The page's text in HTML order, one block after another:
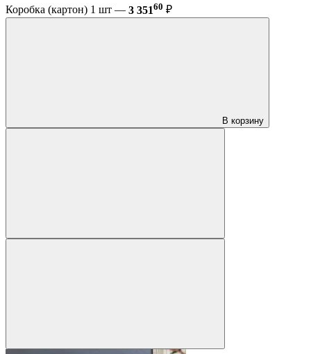
Коробка (картон) 1 шт — 3 35160 ₽
В корзину